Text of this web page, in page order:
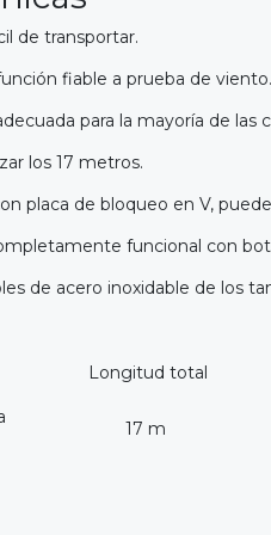
de transportar.
fiable a prueba de viento.
para la mayoría de las
los 17 metros.
placa de bloqueo en V,
funcional con
de acero inoxidable de los
Longitud total
17 m